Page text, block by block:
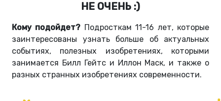
НЕ ОЧЕНЬ :)
Кому подойдет? Подросткам 11-16 лет, которые
заинтересованы узнать больше об актуальных
событиях, полезных изобретениях, которыми
занимается Билл Гейтс и Иллон Маск, и также о
разных странных изобретениях современности.